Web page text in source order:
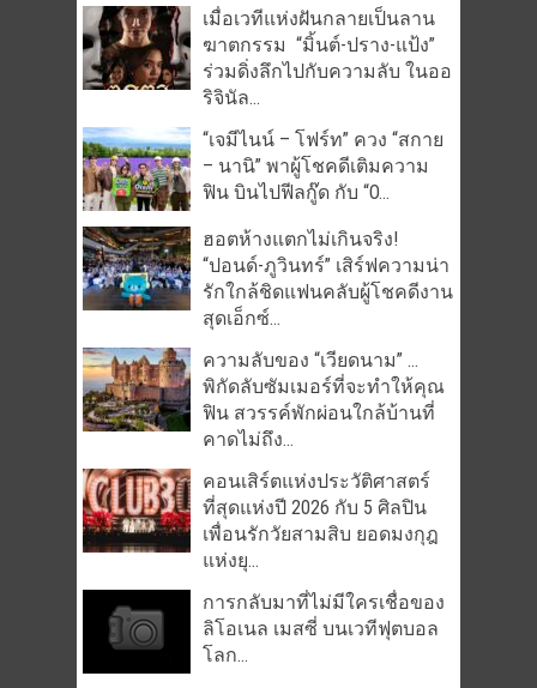
เมื่อเวทีแห่งฝันกลายเป็นลาน
ฆาตกรรม “มิ้นต์-ปราง-แป้ง”
ร่วมดิ่งลึกไปกับความลับ ในออ
ริจินัล...
“เจมีไนน์ – โฟร์ท” ควง “สกาย
– นานิ” พาผู้โชคดีเติมความ
ฟิน บินไปฟีลกู๊ด กับ “O...
ฮอตห้างแตกไม่เกินจริง!
“ปอนด์-ภูวินทร์” เสิร์ฟความน่า
รักใกล้ชิดแฟนคลับผู้โชคดีงาน
สุดเอ็กซ์...
ความลับของ “เวียดนาม” …
พิกัดลับซัมเมอร์ที่จะทำให้คุณ
ฟิน สวรรค์พักผ่อนใกล้บ้านที่
คาดไม่ถึง...
คอนเสิร์ตแห่งประวัติศาสตร์
ที่สุดแห่งปี 2026 กับ 5 ศิลปิน
เพื่อนรักวัยสามสิบ ยอดมงกุฎ
แห่งยุ...
การกลับมาที่ไม่มีใครเชื่อของ
ลิโอเนล เมสซี่ บนเวทีฟุตบอล
โลก...